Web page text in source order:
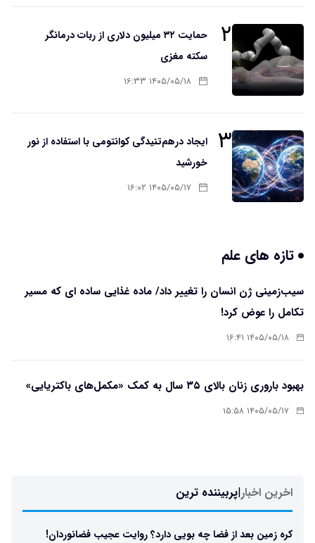
۲
حمایت ۳۲ میلیون دلاری از ربات درمانگر
سکته مغزی
۱۴۰۵/۰۵/۱۸ ۱۶:۳۳
۳
ایجاد درهم‌تنیدگی کوانتومی با استفاده از نور
خورشید
۱۴۰۵/۰۵/۱۷ ۱۶:۰۲
تازه های علم
سیب‌زمینی ژن انسان را تغییر داد/ ماده غذایی ساده ای که مسیر
تکامل را عوض کرد!
۱۴۰۵/۰۵/۱۸ ۱۶:۴۱
بهبود باروری زنان بالای ۳۵ سال به کمک «مکمل‌های باکتریایی»
۱۴۰۵/۰۵/۱۷ ۱۵:۵۸
اخرین اخبار|پربیننده ترین
کره زمین بعد از فضا چه بویی دارد؟ روایت عجیب فضانوردان!